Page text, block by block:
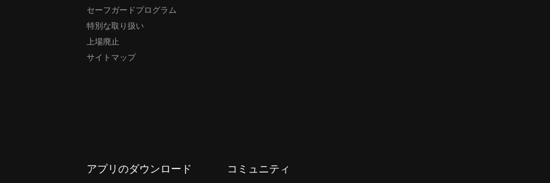
セーフガードプログラム
特別な取り扱い
上場廃止
サイトマップ
アプリのダウンロード コミュニティ